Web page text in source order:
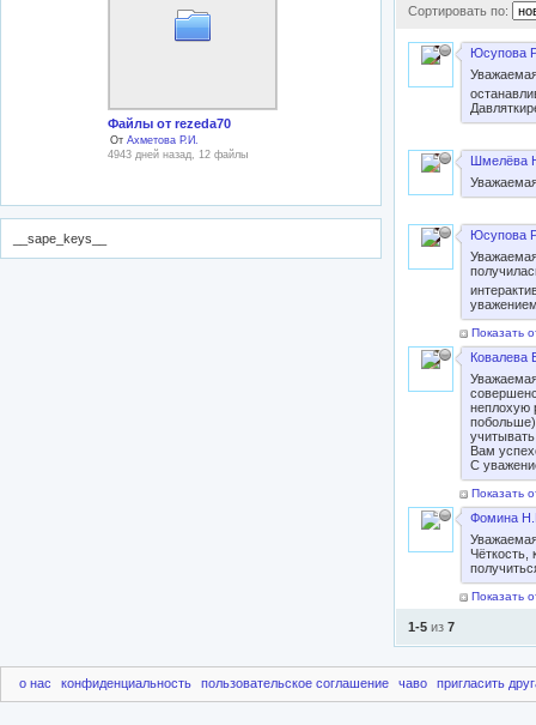
Файлы от rezeda70
От Ахметова Р.И.
4943 дней назад, 12 файлы
__sape_keys__
Сортировать по:
Юсупова
Шмелёва
Юсупова
Показать
Ковалева
неплохую
Вам
С
Показать
Фомина
Чёткость,
Показать
1-5 из 7
о нас конфиденциальность пользовательское соглашение чаво пригласить